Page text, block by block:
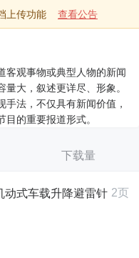
上传功能 查看公告
客观事物或典型人物的新闻
大，叙述更详尽、形象。
法，不仅具有新闻价值，
的重要报道形式。
下载量
动式车载升降避雷针 2页